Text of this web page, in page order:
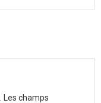
Les champs